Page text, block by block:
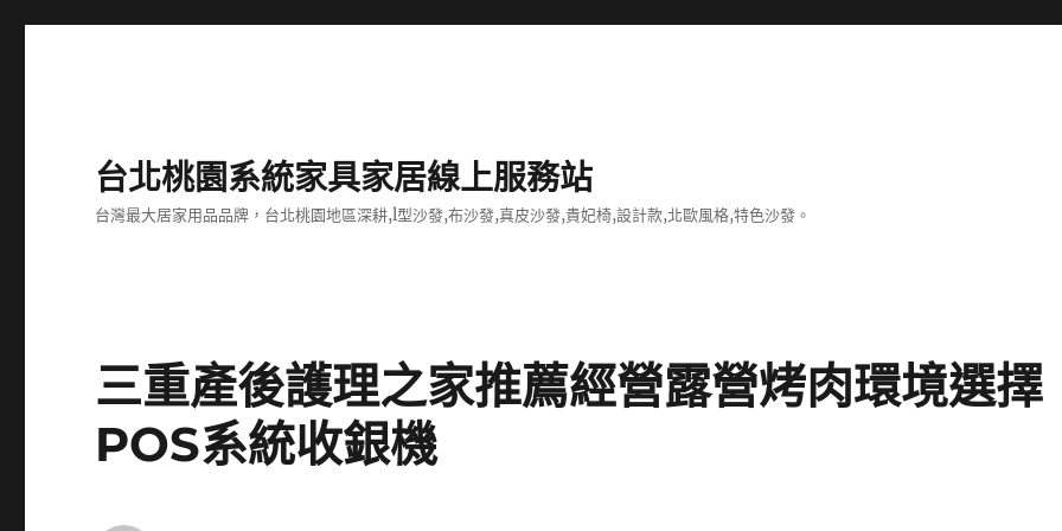
台北桃園系統家具家居線上服務站
台灣最大居家用品品牌，台北桃園地區深耕,l型沙發,布沙發,真皮沙發,貴妃椅,設計款,北歐風格,特色沙發。
三重產後護理之家推薦經營露營烤肉環境選擇
POS系統收銀機